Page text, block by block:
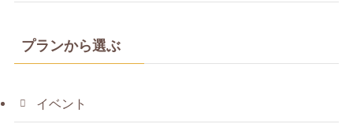
プランから選ぶ
イベント